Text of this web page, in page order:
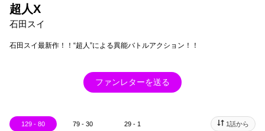
超人X
石田スイ
石田スイ最新作！！“超人”による異能バトルアクション！！
ファンレターを送る
129 - 80 79 - 30 29 - 1 1話から